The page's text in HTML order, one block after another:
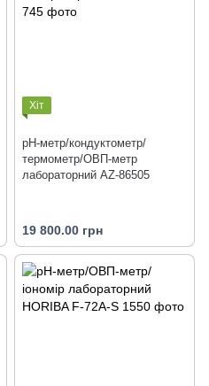
Хіт
pH-метр/кондуктометр/
термометр/ОВП-метр
лабораторний AZ-86505
19 800.00 грн